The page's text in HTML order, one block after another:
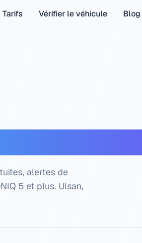
Tarifs
Vérifier le véhicule Blog
alertes de
5 et plus. Ulsan,